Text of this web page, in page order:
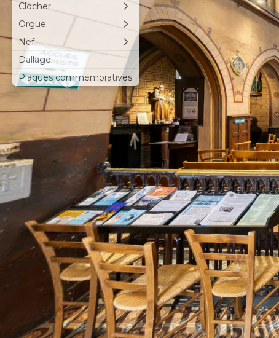
Clocher
Orgue
Nef
Dallage
Plaques commémoratives